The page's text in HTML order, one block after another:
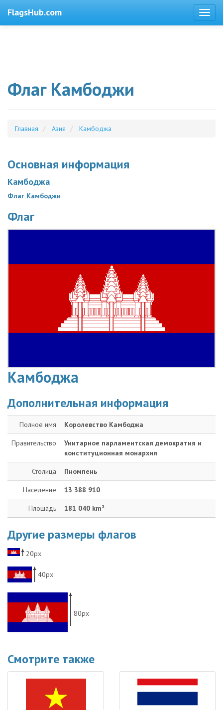
FlagsHub.com
Флаг Камбоджи
Главная Азия Камбоджа
Основная информация
Камбоджа
Флаг Камбоджи
Флаг
Камбоджа
Дополнительная информация
Полное имя Королевство Камбоджа
Правительство
Унитарное парламентская демократия и
конституционная монархия
Столица Пномпень
Население 13 388 910
Площадь 181 040 km²
Другие размеры флагов
20px
40px
80px
Смотрите также